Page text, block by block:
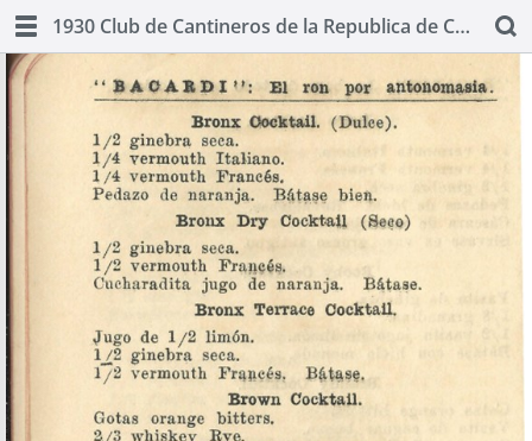
1930 Club de Cantineros de la Republica de Cuba: Manual Oficial